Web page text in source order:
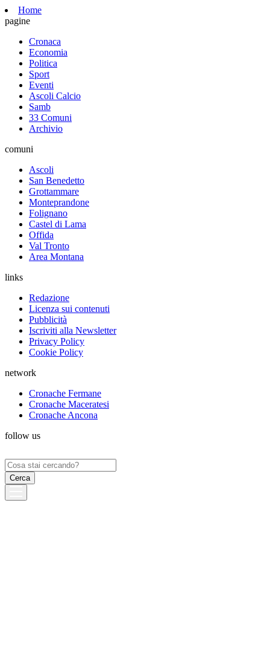
Home
pagine
Cronaca
Economia
Politica
Sport
Eventi
Ascoli Calcio
Samb
33 Comuni
Archivio
comuni
Ascoli
San Benedetto
Grottammare
Monteprandone
Folignano
Castel di Lama
Offida
Val Tronto
Area Montana
links
Redazione
Licenza sui contenuti
Pubblicità
Iscriviti alla Newsletter
Privacy Policy
Cookie Policy
network
Cronache Fermane
Cronache Maceratesi
Cronache Ancona
follow us
Ricerca
per: